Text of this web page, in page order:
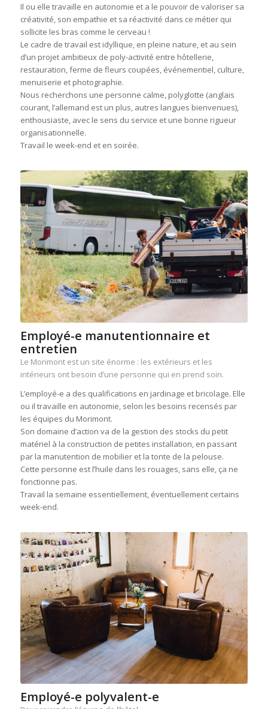
Il ou elle travaille en autonomie et a le pouvoir de valoriser sa
créativité, son empathie et sa réactivité dans ce métier qui
sollicite les bras comme le cerveau !
Le cadre de travail est idyllique, en pleine nature, et au sein
d’un projet ambitieux de poly-activité entre hôtellerie,
restauration, ferme de fleurs coupées, événementiel, culture,
menuiserie et photographie.
Nous recherchons une personne calme, polyglotte (anglais
courant, l’allemand est un plus, autres langues bienvenues),
enthousiaste, avec le sens du service et une bonne rigueur
organisationnelle.
Travail le week-end et en soirée.
Employé-e manutentionnaire et
entretien
Le Morimont est un site énorme : les extérieurs et les
intérieurs ont besoin d’une personne qui en prend soin.
L’employé-e a des qualifications en jardinage et bricolage. Elle
ou il travaille en autonomie, selon les besoins recensés par
les équipes du Morimont.
Son domaine d’action va de la gestion des stocks du petit
matériel à la construction de petites installation, en passant
par la manutention de mobilier et la tonte de la pelouse.
Cette personne est l’huile dans les rouages, sans elle, ça ne
fonctionne pas.
Travail la semaine essentiellement, éventuellement certains
week-end.
Employé-e polyvalent-e